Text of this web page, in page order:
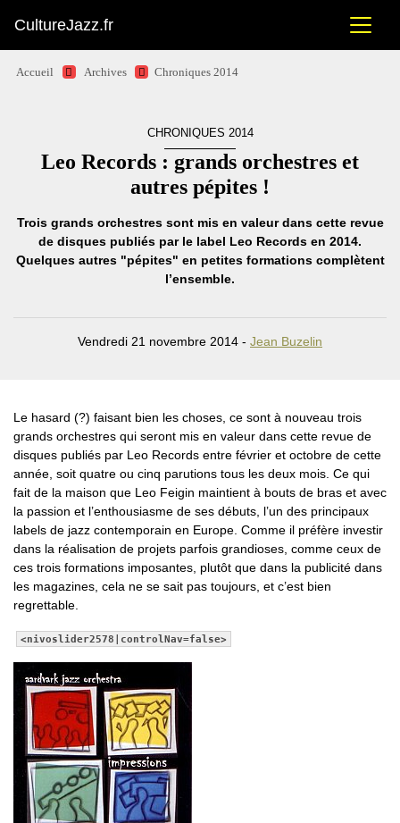
CultureJazz.fr
Accueil Archives Chroniques 2014
CHRONIQUES 2014
Leo Records : grands orchestres et
autres pépites !
Trois grands orchestres sont mis en valeur dans cette revue
de disques publiés par le label Leo Records en 2014.
Quelques autres "pépites" en petites formations complètent
l’ensemble.
Vendredi 21 novembre 2014 - Jean Buzelin
Le hasard (?) faisant bien les choses, ce sont à nouveau trois
grands orchestres qui seront mis en valeur dans cette revue de
disques publiés par Leo Records entre février et octobre de cette
année, soit quatre ou cinq parutions tous les deux mois. Ce qui
fait de la maison que Leo Feigin maintient à bouts de bras et avec
la passion et l’enthousiasme de ses débuts, l’un des principaux
labels de jazz contemporain en Europe. Comme il préfère investir
dans la réalisation de projets parfois grandioses, comme ceux de
ces trois formations imposantes, plutôt que dans la publicité dans
les magazines, cela ne se sait pas toujours, et c’est bien
regrettable.
<nivoslider2578|controlNav=false>